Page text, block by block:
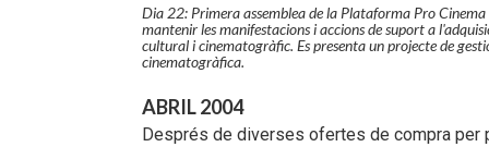
Dia 22: Primera assemblea de la Plataforma Pro
mantenir les manifestacions i accions de suport a
cultural i cinematogràfic. Es presenta un projecte de
cinematogràfica.
ABRIL 2004
Després de diverses ofertes de compra per